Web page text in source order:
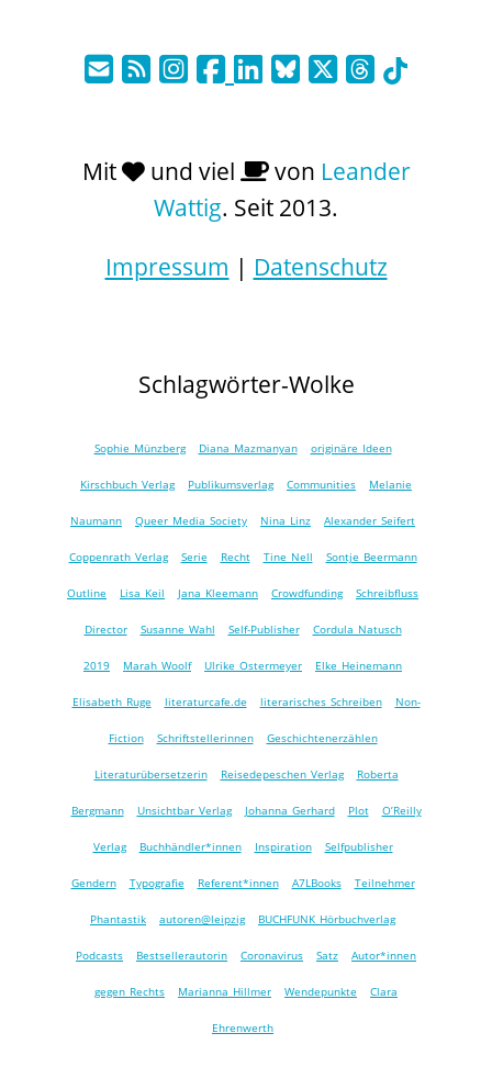
Mit und viel von Leander
Wattig. Seit 2013.
Impressum | Datenschutz
Schlagwörter-Wolke
Sophie Münzberg Diana Mazmanyan originäre Ideen
Kirschbuch Verlag Publikumsverlag Communities Melanie
Naumann Queer Media Society Nina Linz Alexander Seifert
Coppenrath Verlag Serie Recht Tine Nell Sontje Beermann
Outline Lisa Keil Jana Kleemann Crowdfunding Schreibfluss
Director Susanne Wahl Self-Publisher Cordula Natusch
2019 Marah Woolf Ulrike Ostermeyer Elke Heinemann
Elisabeth Ruge literaturcafe.de literarisches Schreiben Non-
Fiction Schriftstellerinnen Geschichtenerzählen
Literaturübersetzerin Reisedepeschen Verlag Roberta
Bergmann Unsichtbar Verlag Johanna Gerhard Plot O’Reilly
Verlag Buchhändler*innen Inspiration Selfpublisher
Gendern Typografie Referent*innen A7LBooks Teilnehmer
Phantastik autoren@leipzig BUCHFUNK Hörbuchverlag
Podcasts Bestsellerautorin Coronavirus Satz Autor*innen
gegen Rechts Marianna Hillmer Wendepunkte Clara
Ehrenwerth